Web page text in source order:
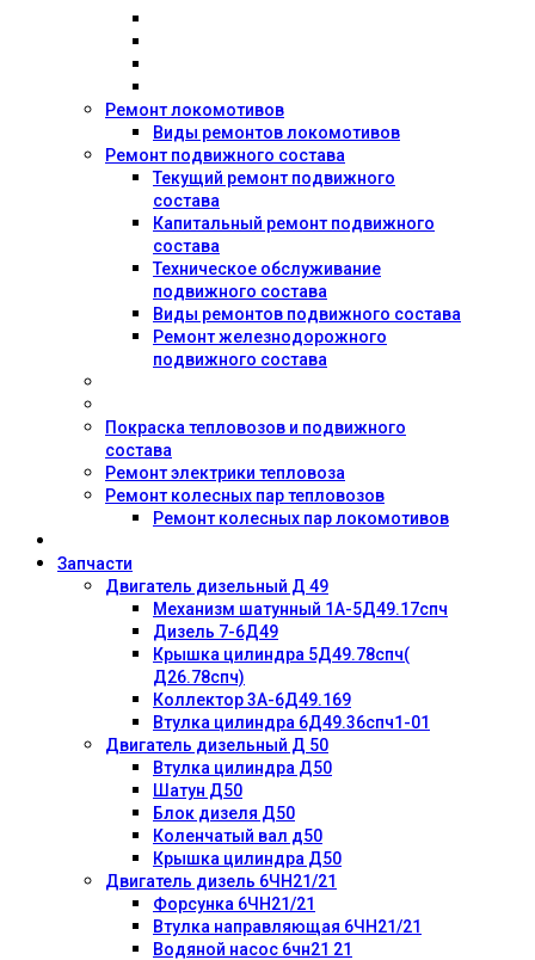
Ремонт локомотивов
Виды ремонтов локомотивов
Ремонт подвижного состава
Текущий ремонт подвижного
состава
Капитальный ремонт подвижного
состава
Техническое обслуживание
подвижного состава
Виды ремонтов подвижного состава
Ремонт железнодорожного
подвижного состава
Покраска тепловозов и подвижного
состава
Ремонт электрики тепловоза
Ремонт колесных пар тепловозов
Ремонт колесных пар локомотивов
Запчасти
Двигатель дизельный Д 49
Механизм шатунный 1А-5Д49.17спч
Дизель 7-6Д49
Крышка цилиндра 5Д49.78спч(
Д26.78спч)
Коллектор 3А-6Д49.169
Втулка цилиндра 6Д49.36спч1-01
Двигатель дизельный Д 50
Втулка цилиндра Д50
Шатун Д50
Блок дизеля Д50
Коленчатый вал д50
Крышка цилиндра Д50
Двигатель дизель 6ЧН21/21
Форсунка 6ЧН21/21
Втулка направляющая 6ЧН21/21
Водяной насос 6чн21 21